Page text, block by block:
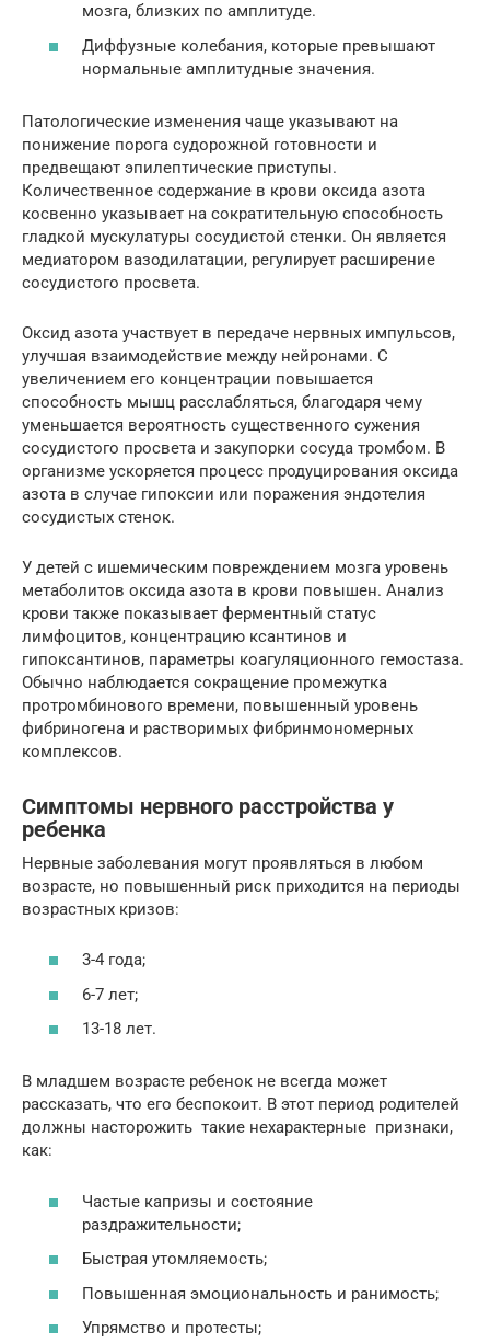
мозга, близких по амплитуде.
Диффузные колебания, которые превышают
нормальные амплитудные значения.
Патологические изменения чаще указывают на
понижение порога судорожной готовности и
предвещают эпилептические приступы.
Количественное содержание в крови оксида азота
косвенно указывает на сократительную способность
гладкой мускулатуры сосудистой стенки. Он является
медиатором вазодилатации, регулирует расширение
сосудистого просвета.
Оксид азота участвует в передаче нервных импульсов,
улучшая взаимодействие между нейронами. С
увеличением его концентрации повышается
способность мышц расслабляться, благодаря чему
уменьшается вероятность существенного сужения
сосудистого просвета и закупорки сосуда тромбом. В
организме ускоряется процесс продуцирования оксида
азота в случае гипоксии или поражения эндотелия
сосудистых стенок.
У детей с ишемическим повреждением мозга уровень
метаболитов оксида азота в крови повышен. Анализ
крови также показывает ферментный статус
лимфоцитов, концентрацию ксантинов и
гипоксантинов, параметры коагуляционного гемостаза.
Обычно наблюдается сокращение промежутка
протромбинового времени, повышенный уровень
фибриногена и растворимых фибринмономерных
комплексов.
Симптомы нервного расстройства у
ребенка
Нервные заболевания могут проявляться в любом
возрасте, но повышенный риск приходится на периоды
возрастных кризов:
3-4 года;
6-7 лет;
13-18 лет.
В младшем возрасте ребенок не всегда может
рассказать, что его беспокоит. В этот период родителей
должны насторожить такие нехарактерные признаки,
как:
Частые капризы и состояние
раздражительности;
Быстрая утомляемость;
Повышенная эмоциональность и ранимость;
Упрямство и протесты;